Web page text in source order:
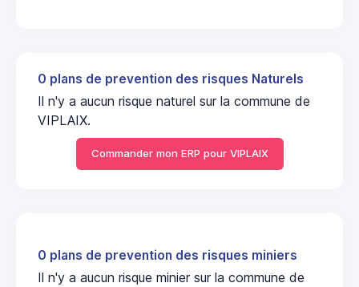
0 plans de prevention des risques Naturels
Il n'y a aucun risque naturel sur la commune de
VIPLAIX.
Commander mon ERP pour VIPLAIX
0 plans de prevention des risques miniers
Il n'y a aucun risque minier sur la commune de